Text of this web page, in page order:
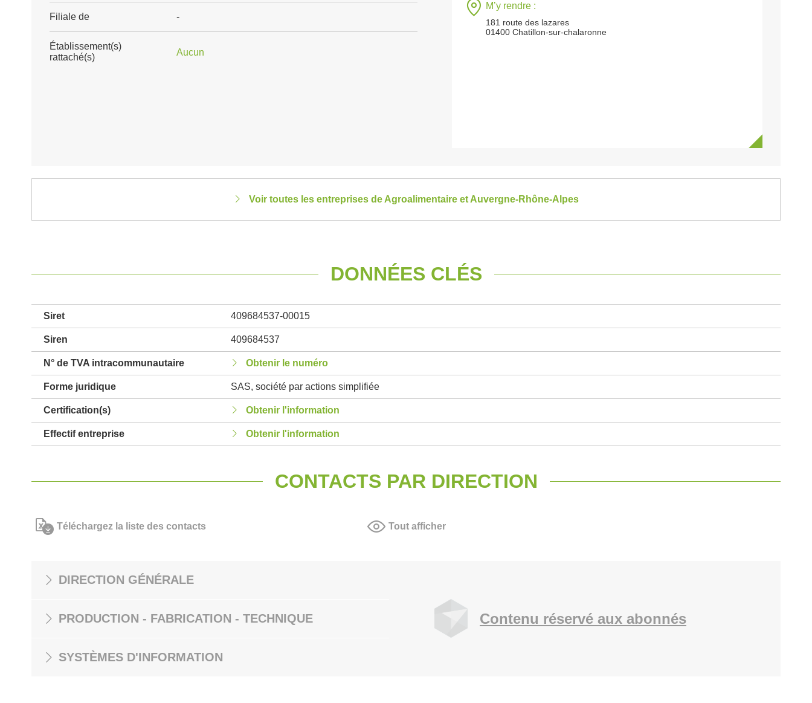
Filiale de -
Établissement(s)
rattaché(s)
Aucun
M’y rendre :
181 route des lazares
01400 Chatillon-sur-chalaronne
Voir toutes les entreprises de Agroalimentaire et Auvergne-Rhône-Alpes
DONNÉES CLÉS
Siret 409684537-00015
Siren 409684537
N° de TVA intracommunautaire Obtenir le numéro
Forme juridique SAS, société par actions simplifiée
Certification(s) Obtenir l'information
Effectif entreprise Obtenir l'information
CONTACTS PAR DIRECTION
Téléchargez la liste des contacts Tout afficher
DIRECTION GÉNÉRALE
PRODUCTION - FABRICATION - TECHNIQUE
SYSTÈMES D'INFORMATION
Contenu réservé aux abonnés